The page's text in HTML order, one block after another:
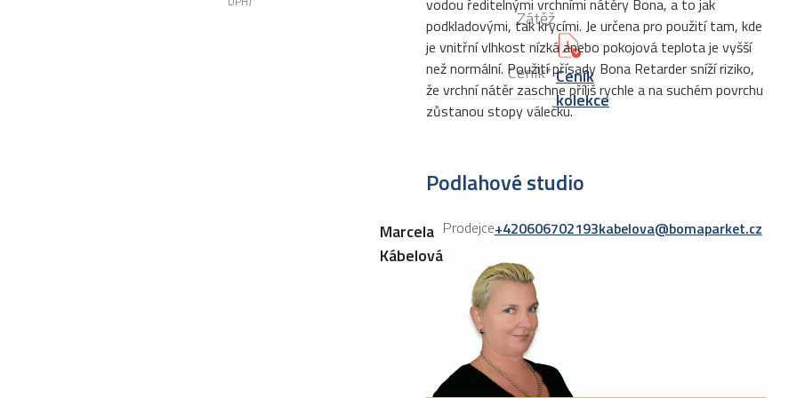
Zátěž
Ceník*Ceník
kolekce
vodou ředitelnými vrchními nátěry Bona, a to jak
podkladovými, tak krycími. Je určena pro použití tam, kde
je vnitřní vlhkost nízká anebo pokojová teplota je vyšší
než normální. Použití přísady Bona Retarder sníží riziko,
že vrchní nátěr zaschne příliš rychle a na suchém povrchu
zůstanou stopy válečku.
Podlahové studio
Marcela
Kábelová
Prodejce+420606702193kabelova@bomaparket.cz